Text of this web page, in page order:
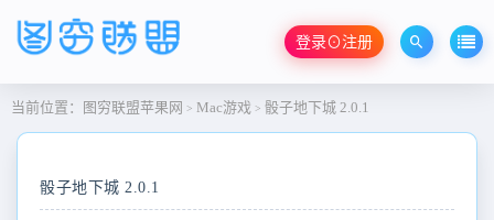
登录⊙注册
当前位置： 图穷联盟苹果网 > Mac游戏 > 骰子地下城 2.0.1
骰子地下城 2.0.1